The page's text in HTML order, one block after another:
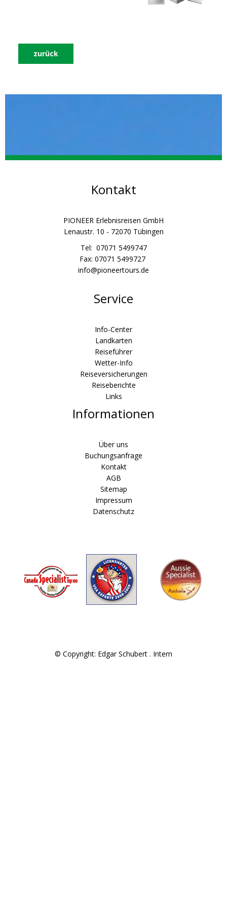
zurück
Kontakt
PIONEER Erlebnisreisen GmbH
Lenaustr. 10 - 72070 Tübingen
Tel: 07071 5499747
Fax: 07071 5499727
info@pioneertours.de
Service
Info-Center
Landkarten
Reiseführer
Wetter-Info
Reiseversicherungen
Reiseberichte
Links
Informationen
Über uns
Buchungsanfrage
Kontakt
AGB
Sitemap
Impressum
Datenschutz
© Copyright: Edgar Schubert . Intern